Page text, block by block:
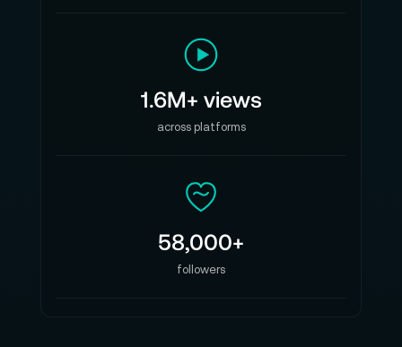
1.6M+ views
across platforms
58,000+
followers